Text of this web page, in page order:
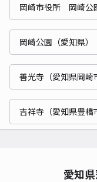
岡崎市役所 岡崎公
岡崎公園（愛知県）
善光寺（愛知県岡崎
吉祥寺（愛知県豊橋
愛知